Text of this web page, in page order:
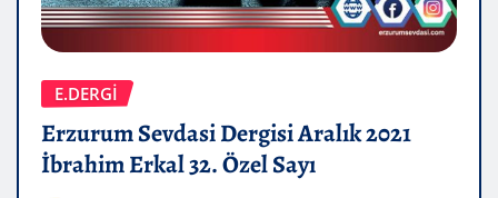
E.DERGİ
Erzurum Sevdasi Dergisi Aralık 2021
İbrahim Erkal 32. Özel Sayı